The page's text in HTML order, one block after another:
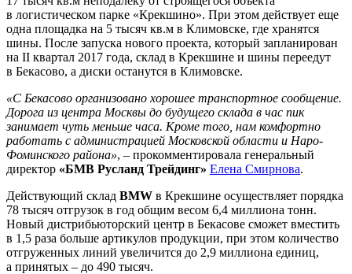
в логистическом парке «Крекшино». При этом действует еще
одна площадка на 5 тысяч кв.м в Климовске, где хранятся
шины. После запуска нового проекта, который запланирован
на II квартал 2017 года, склад в Крекшине и шины переедут
в Бекасово, а диски останутся в Климовске.
«С Бекасово организовано хорошее транспортное сообщение.
Дорога из центра Москвы до будущего склада в час пик
занимает чуть меньше часа. Кроме того, нам комфортно
работать с администрацией Московской области и Наро-
Фоминского района», – прокомментировала генеральный
директор «БМВ Русланд Трейдинг» Елена Смирнова.
Действующий склад BMW в Крекшине осуществляет порядка
78 тысяч отгрузок в год общим весом 6,4 миллиона тонн.
Новый дистрибьюторский центр в Бекасове сможет вместить
в 1,5 раза больше артикулов продукции, при этом количество
отгруженных линий увеличится до 2,9 миллиона единиц,
а принятых – до 490 тысяч.